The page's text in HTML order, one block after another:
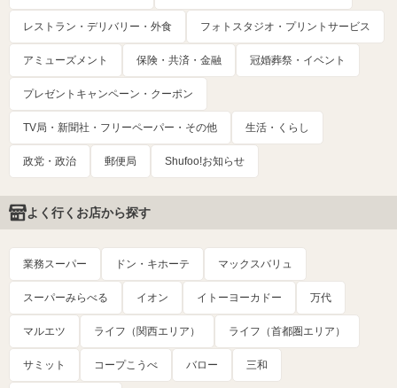
レストラン・デリバリー・外食 フォトスタジオ・プリントサービス
アミューズメント 保険・共済・金融 冠婚葬祭・イベント
プレゼントキャンペーン・クーポン
TV局・新聞社・フリーペーパー・その他 生活・くらし
政党・政治 郵便局 Shufoo!お知らせ
よく行くお店から探す
業務スーパー ドン・キホーテ マックスバリュ
スーパーみらべる イオン イトーヨーカドー 万代
マルエツ ライフ（関西エリア） ライフ（首都圏エリア）
サミット コープこうべ バロー 三和